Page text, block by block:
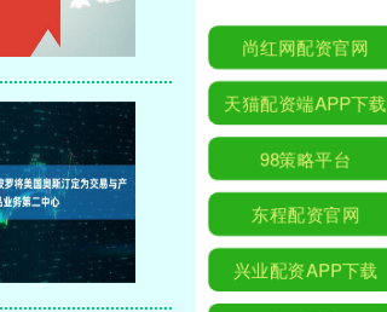
尚红网配资官网
天猫配资端APP下载
98策略平台
东程配资官网
兴业配资APP下载